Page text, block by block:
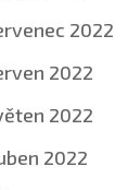
2022
2022
2022
2022